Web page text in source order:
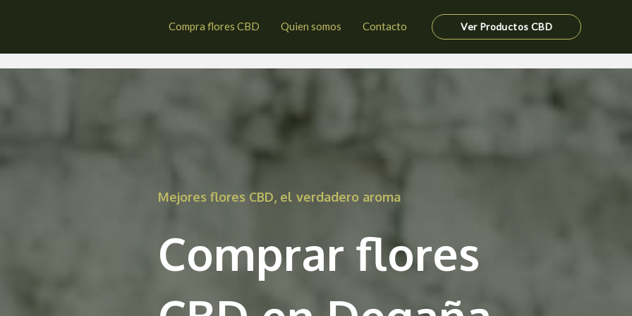
Compra flores CBD Quien somos Contacto Ver Productos CBD
Mejores flores CBD, el verdadero aroma
Comprar flores